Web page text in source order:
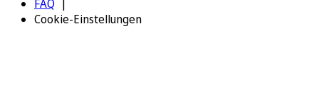
FAQ
Cookie-Einstellungen